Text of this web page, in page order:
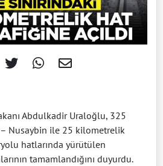
Abdulkadir Uraloğlu, 325
Nusaybin ile 25 kilometrelik
hatlarında yürütülen
tamamlandığını duyurdu.